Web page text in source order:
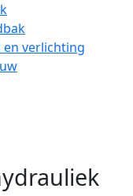
en verlichting